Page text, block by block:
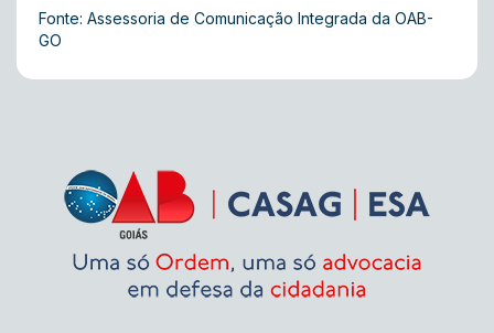
Fonte: Assessoria de Comunicação Integrada da OAB-
GO